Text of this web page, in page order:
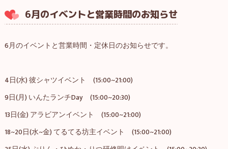
6月のイベントと営業時間のお知らせ
6月のイベントと営業時間・定休日のお知らせです。
4日(水) 彼シャツイベント (15:00~21:00)
9日(月) いんたランチDay (15:00~20:30)
13日(金) アラビアンイベント (15:00~21:00)
18~20日(水~金) てるてる坊主イベント (15:00~21:00)